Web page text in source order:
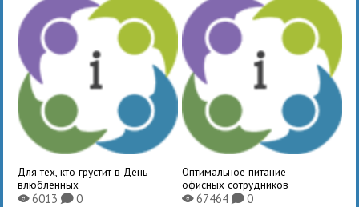
Для тех, кто грустит в День
влюбленных
X6013K0
Оптимальное питание
офисных сотрудников
X67464 K0